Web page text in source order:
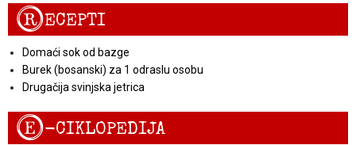
RECEPTI
Domaći sok od bazge
Burek (bosanski) za 1 odraslu osobu
Drugačija svinjska jetrica
E-CIKLOPEDIJA